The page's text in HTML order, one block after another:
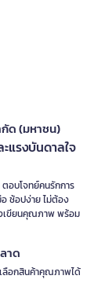
กัด (มหาชน)
แรงบันดาลใจ
อบโจทย์คนรักการ
ช้อปง่าย ไม่ต้อง
งเขียนคุณภาพ พร้อม
าด
ลือกสินค้าคุณภาพได้